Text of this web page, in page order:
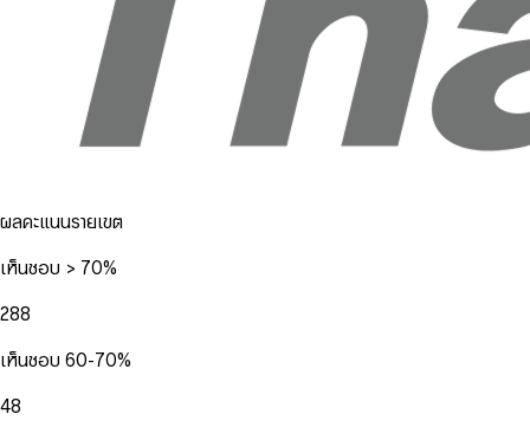
ผลคะแนนรายเขต
เห็นชอบ > 70%
288
เห็นชอบ 60-70%
48